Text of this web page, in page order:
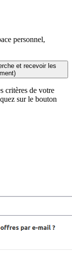
personnel,
et recevoir les
critères de votre
sur le bouton